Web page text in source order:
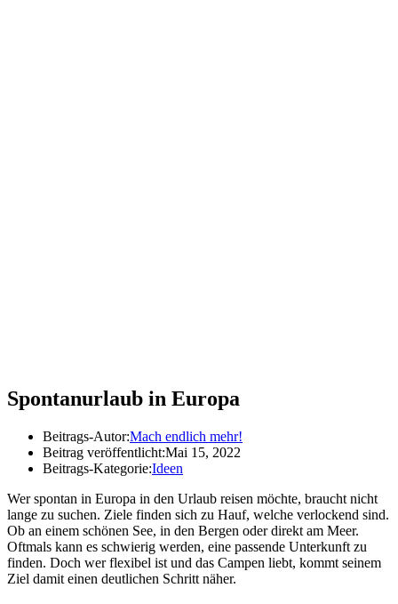
Spontanurlaub in Europa
Beitrags-Autor:Mach endlich mehr!
Beitrag veröffentlicht:Mai 15, 2022
Beitrags-Kategorie:Ideen
Wer spontan in Europa in den Urlaub reisen möchte, braucht nicht
lange zu suchen. Ziele finden sich zu Hauf, welche verlockend sind.
Ob an einem schönen See, in den Bergen oder direkt am Meer.
Oftmals kann es schwierig werden, eine passende Unterkunft zu
finden. Doch wer flexibel ist und das Campen liebt, kommt seinem
Ziel damit einen deutlichen Schritt näher.